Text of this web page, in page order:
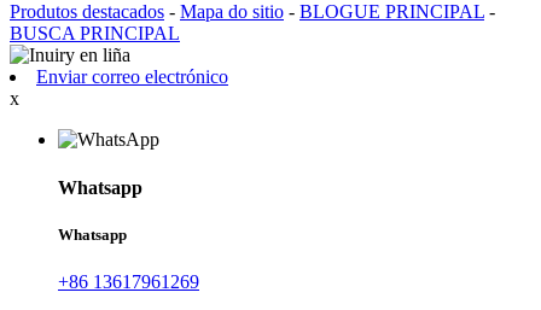
Produtos destacados - Mapa do sitio - BLOGUE PRINCIPAL -
BUSCA PRINCIPAL
Enviar correo electrónico
x
Whatsapp
Whatsapp
+86 13617961269